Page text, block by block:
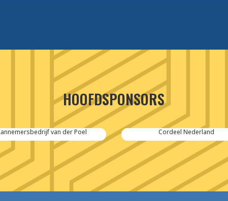
HOOFDSPONSORS
Cordeel Nederland SPIE-Controlec Engineering